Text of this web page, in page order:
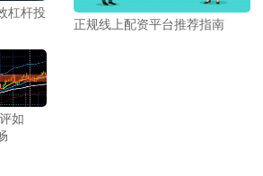
杠杆投
正规线上配资平台推荐指南
如